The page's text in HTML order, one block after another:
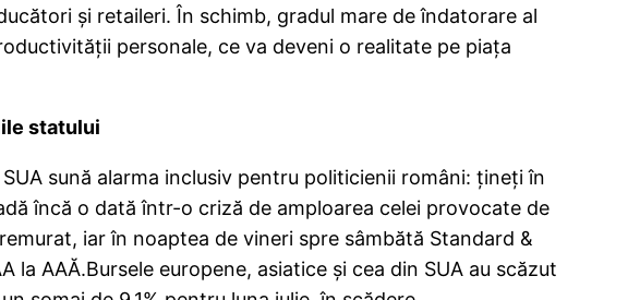
şi retaileri. În schimb, gradul mare de îndatorare al
personale, ce va deveni o realitate pe piaţa
statului
sună alarma inclusiv pentru politicienii români: ţineţi în
încă o dată într-o criză de amploarea celei provocate de
iar în noaptea de vineri spre sâmbătă Standard &
AAĂ.Bursele europene, asiatice şi cea din SUA au scăzut